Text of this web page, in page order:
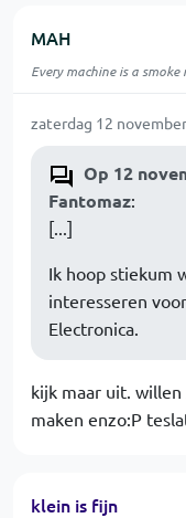
MAH
Every machine is a
zaterdag 12
Op 12
Fantomaz:
[...]
Ik hoop stiekum
interesseren
Electronica.
kijk maar uit.
maken enzo:P
klein is fijn